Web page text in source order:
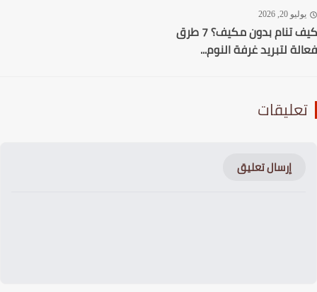
20, 2026
كيف تنام بدون مكيف؟ 7 طرق
لتبريد غرفة النوم...
إرسال تعليق